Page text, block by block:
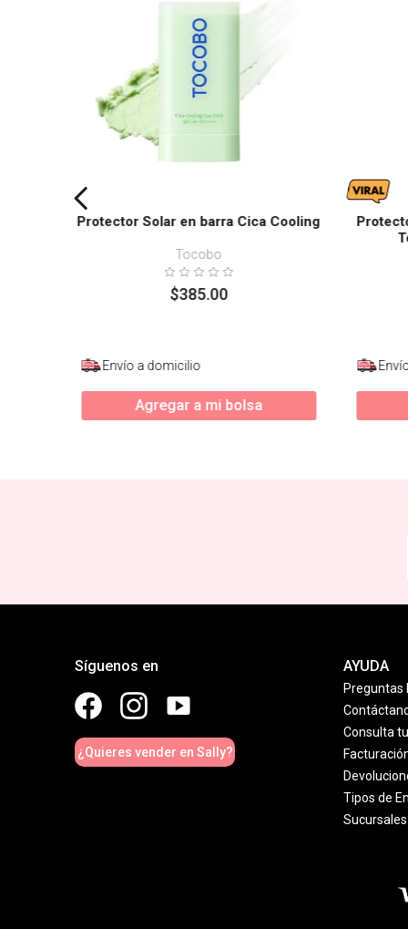
Protector Solar en barra Cica Cooling
Tocobo
$385.00
Envío a domicilio
Agregar a mi bolsa
Síguenos en
¿Quieres vender en Sally?
AYUDA
Preguntas
Consulta
Tipos de
Sucursales